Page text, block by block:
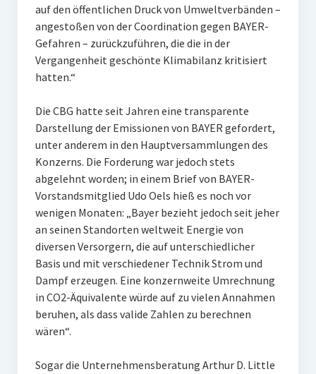
auf den öffentlichen Druck von Umweltverbänden –
angestoßen von der Coordination gegen BAYER-
Gefahren – zurückzuführen, die die in der
Vergangenheit geschönte Klimabilanz kritisiert
hatten.“
Die CBG hatte seit Jahren eine transparente
Darstellung der Emissionen von BAYER gefordert,
unter anderem in den Hauptversammlungen des
Konzerns. Die Forderung war jedoch stets
abgelehnt worden; in einem Brief von BAYER-
Vorstandsmitglied Udo Oels hieß es noch vor
wenigen Monaten: „Bayer bezieht jedoch seit jeher
an seinen Standorten weltweit Energie von
diversen Versorgern, die auf unterschiedlicher
Basis und mit verschiedener Technik Strom und
Dampf erzeugen. Eine konzernweite Umrechnung
in CO2-Äquivalente würde auf zu vielen Annahmen
beruhen, als dass valide Zahlen zu berechnen
wären“.
Sogar die Unternehmensberatung Arthur D. Little